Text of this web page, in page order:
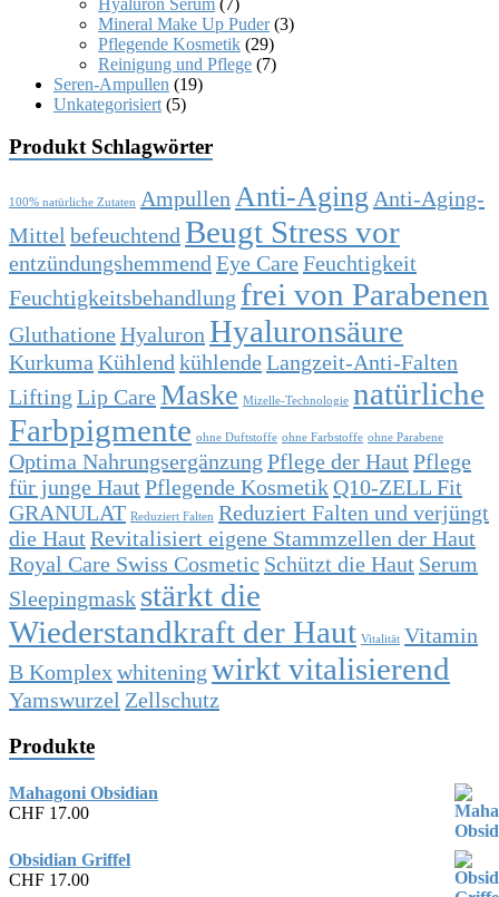
Mineral Make Up Puder (3)
Pflegende Kosmetik (29)
Reinigung und Pflege (7)
Seren-Ampullen (19)
Unkategorisiert (5)
Produkt Schlagwörter
100% natürliche Zutaten Ampullen Anti-Aging Anti-Aging-
Mittel befeuchtend Beugt Stress vor
entzündungshemmend Eye CareFeuchtigkeit
Feuchtigkeitsbehandlung frei von Parabenen
GluthationeHyaluron Hyaluronsäure
Kurkuma Kühlend kühlendeLangzeit-Anti-Falten
Lifting Lip CareMaske Mizelle-Technologie natürliche
Farbpigmente ohne Duftstoffe ohne Farbstoffe ohne Parabene
Optima Nahrungsergänzung Pflege der Haut Pflege
für junge Haut Pflegende KosmetikQ10-ZELL Fit
GRANULAT Reduziert Falten Reduziert Falten und verjüngt
die Haut Revitalisiert eigene Stammzellen der Haut
Royal Care Swiss Cosmetic Schützt die Haut Serum
Sleepingmask stärkt die
Wiederstandkraft der Haut Vitalität Vitamin
B Komplexwhitening wirkt vitalisierend
Yamswurzel Zellschutz
Produkte
Mahagoni Obsidian
CHF 17.00
Obsidian Griffel
CHF 17.00